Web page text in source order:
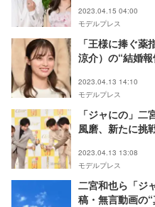
2023.04.15 04:00
モデルプレス
「王様に捧ぐ
涼介）の“結婚
2023.04.13 14:10
モデルプレス
「ジャにの」
風磨、新たに挑
2023.04.13 13:08
モデルプレス
二宮和也ら「ジ
稿・無言動画の